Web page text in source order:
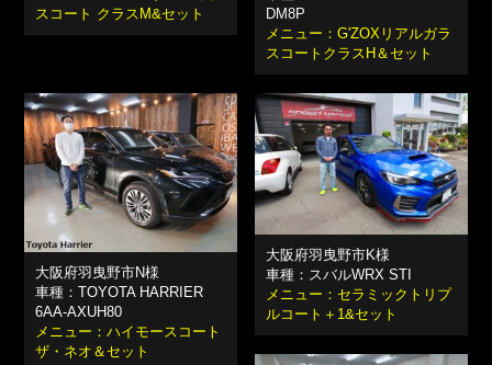
スコート クラスM&セット
DM8P
メニュー：G'ZOXリアルガラ
スコートクラスH＆セット
大阪府羽曳野市N様
車種：TOYOTA HARRIER
6AA-AXUH80
メニュー：ハイモースコート
ザ・ネオ＆セット
大阪府羽曳野市K様
車種：スバルWRX STI
メニュー：セラミックトリプ
ルコート＋1&セット